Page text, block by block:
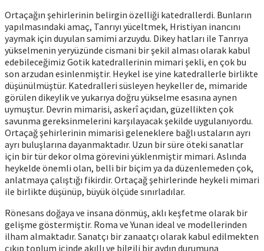
Ortaçağın şehirlerinin belirgin özelliği katedrallerdi. Bunların
yapılmasındaki amaç, Tanrıyı yüceltmek, Hristiyan inancını
yaymak için duyulan samimi arzuydu. Dikey hatları ile Tanrıya
yükselmenin yeryüzünde cismani bir şekil alması olarak kabul
edebileceğimiz Gotik katedrallerinin mimari şekli, en çok bu
son arzudan esinlenmiştir. Heykel ise yine katedrallerle birlikte
düşünülmüştür. Katedralleri süsleyen heykeller de, mimaride
görülen dikeylik ve yukarıya doğru yükselme esasına aynen
uymuştur. Devrin mimarisi, askerî açıdan, güzellikten çok
savunma gereksinmelerini karşılayacak şekilde uygulanıyordu.
Ortaçağ şehirlerinin mimarisi geleneklere bağlı ustaların ayrı
ayrı buluşlarına dayanmaktadır. Uzun bir süre öteki sanatlar
için bir tür dekor olma görevini yüklenmiştir mimari. Aslında
heykelde önemli olan, belli bir biçim ya da düzenlemeden çok,
anlatmaya çalıştığı fikirdir. Ortaçağ şehirlerinde heykeli mimari
ile birlikte düşünüp, büyük ölçüde sınırladılar.
Rönesans doğaya ve insana dönmüş, aklı keşfetme olarak bir
gelişme göstermiştir. Roma ve Yunan ideal ve modellerinden
ilham almaktadır. Sanatçı bir zanaatçı olarak kabul edilmekten
çıkıp toplum içinde akıllı ve bilgili bir aydın durumuna